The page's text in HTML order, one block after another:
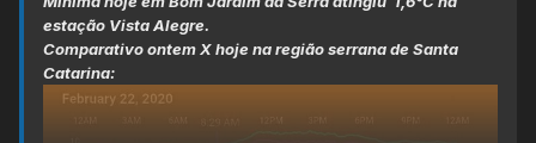
estação Vista Alegre.
Comparativo ontem X hoje na região serrana de Santa
Catarina: